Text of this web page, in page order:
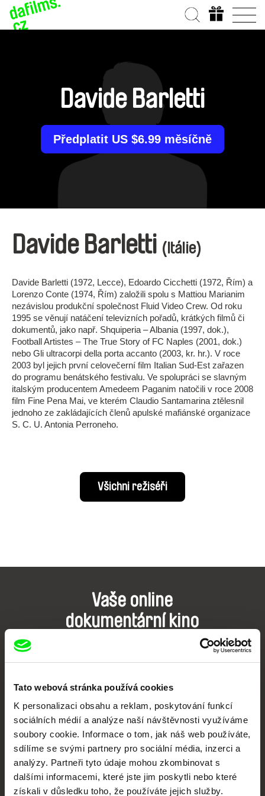
Tato webová stránka používá cookies
K personalizaci obsahu a reklam, poskytování funkcí
sociálních médií a analýze naší návštěvnosti využíváme
soubory cookie. Informace o tom, jak náš web používáte,
sdílíme se svými partnery pro sociální média, inzerci a
analýzy. Partneři tyto údaje mohou zkombinovat s
dalšími informacemi, které jste jim poskytli nebo které
získali v důsledku toho, že používáte jejich služby.
Davide Barletti
Předplatit US $6.99 měsíčně
Davide Barletti (Itálie)
Davide Barletti (1972, Lecce), Edoardo Cicchetti (1972, Řím) a
Lorenzo Conte (1974, Řím) založili spolu s Mattiou Marianim
nezávislou produkční společnost Fluid Video Crew. Od roku
1995 se věnují natáčení televizních pořadů, krátkých filmů či
dokumentů, jako např. Shquiperia – Albania (1997, dok.),
Football Artistes – The True Story of FC Naples (2001, dok.)
nebo Gli ultracorpi della porta accanto (2003, kr. hr.). V roce
2003 byl jejich první celovečerní film Italian Sud-Est zařazen
do programu benátského festivalu. Ve spolupráci se slavným
italským producentem Amedeem Paganim natočili v roce 2008
film Fine Pena Mai, ve kterém Claudio Santamarina ztělesnil
jednoho ze zakládajících členů apulské mafiánské organizace
S. C. U. Antonia Perroneho.
Všichni režiséři
Vaše online
dokumentární kino
každý týden
Portál DAFilms.cz je výsledkem tvůrčí spolupráce 7 klíčových evropských
festivalů dokumentárního filmu sdružených do Doc Alliance. Naším cílem je
posouvat hranice dokumentárního filmu, propagovat jeho rozmanitost a
podporovat kvalitní autorské filmy.
Členové Doc Alliance